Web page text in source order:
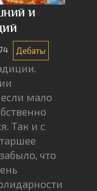
и
Дебаты
мало
Так и с
что